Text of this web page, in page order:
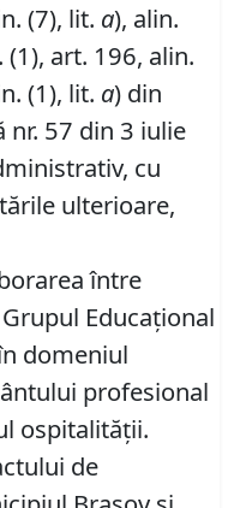
(7), lit. a), alin.
art. 196, alin.
(1), lit. a) din
nr. 57 din 3 iulie
cu
ulterioare,
între
Educaţional
domeniul
profesional
ospitalităţii.
de